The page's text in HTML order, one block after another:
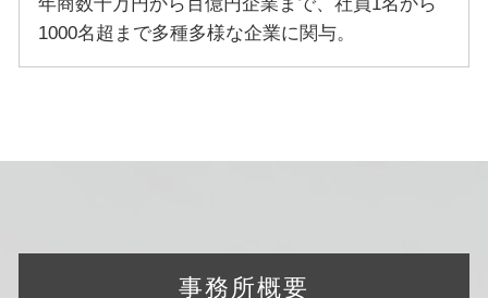
年商数千万円から百億円企業まで、社員1名から
1000名超まで多種多様な企業に関与。
事務所概要